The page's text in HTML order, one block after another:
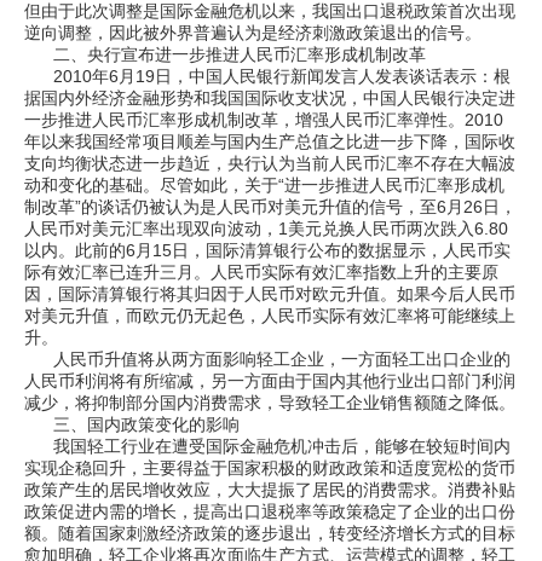
但由于此次调整是国际金融危机以来，我国出口退税政策首次出现
逆向调整，因此被外界普遍认为是经济刺激政策退出的信号。
二、央行宣布进一步推进人民币汇率形成机制改革
2010年6月19日，中国人民银行新闻发言人发表谈话表示：根
据国内外经济金融形势和我国国际收支状况，中国人民银行决定进
一步推进人民币汇率形成机制改革，增强人民币汇率弹性。2010
年以来我国经常项目顺差与国内生产总值之比进一步下降，国际收
支向均衡状态进一步趋近，央行认为当前人民币汇率不存在大幅波
动和变化的基础。尽管如此，关于“进一步推进人民币汇率形成机
制改革”的谈话仍被认为是人民币对美元升值的信号，至6月26日，
人民币对美元汇率出现双向波动，1美元兑换人民币两次跌入6.80
以内。此前的6月15日，国际清算银行公布的数据显示，人民币实
际有效汇率已连升三月。人民币实际有效汇率指数上升的主要原
因，国际清算银行将其归因于人民币对欧元升值。如果今后人民币
对美元升值，而欧元仍无起色，人民币实际有效汇率将可能继续上
升。
人民币升值将从两方面影响轻工企业，一方面轻工出口企业的
人民币利润将有所缩减，另一方面由于国内其他行业出口部门利润
减少，将抑制部分国内消费需求，导致轻工企业销售额随之降低。
三、国内政策变化的影响
我国轻工行业在遭受国际金融危机冲击后，能够在较短时间内
实现企稳回升，主要得益于国家积极的财政政策和适度宽松的货币
政策产生的居民增收效应，大大提振了居民的消费需求。消费补贴
政策促进内需的增长，提高出口退税率等政策稳定了企业的出口份
额。随着国家刺激经济政策的逐步退出，转变经济增长方式的目标
愈加明确，轻工企业将再次面临生产方式、运营模式的调整，轻工